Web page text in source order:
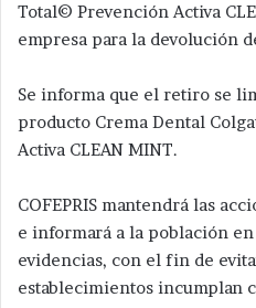
Total© Prevención Activa
empresa para la devolución
Se informa que el retiro se
producto Crema Dental
Activa CLEAN MINT.
COFEPRIS mantendrá las
e informará a la población
evidencias, con el fin de
establecimientos incumplan